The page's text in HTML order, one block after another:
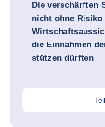
Die verschärften
nicht ohne
die Einnahmen
stützen dürften